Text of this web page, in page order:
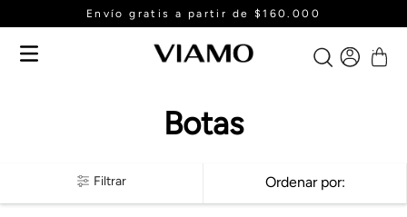
Envío gratis a partir de $160.000
Botas
Filtrar Ordenar por